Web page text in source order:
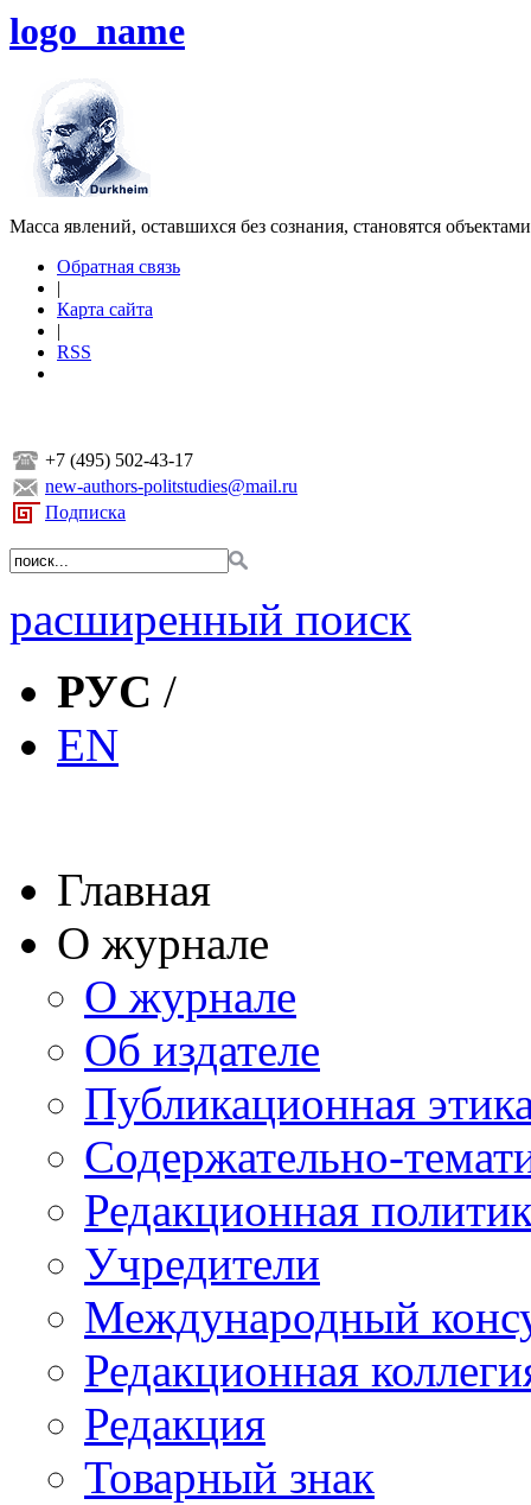
logo_name
Масса явлений, оставшихся без сознания, становятся
Обратная связь
|
Карта сайта
|
RSS
+7 (495) 502-43-17
new-authors-politstudies@mail.ru
Подписка
расширенный поиск
РУС /
EN
Главная
О журнале
О журнале
Об издателе
Публикационная
Содержательно-
Редакционная
Учредители
Международный
Редакционная
Редакция
Товарный знак